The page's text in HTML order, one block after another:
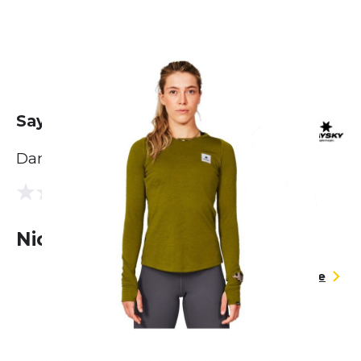
Saysky Flow Long Sleeve
Damen
0.0 (0 Bewertungen)
Nicht lieferbar
Größentabelle